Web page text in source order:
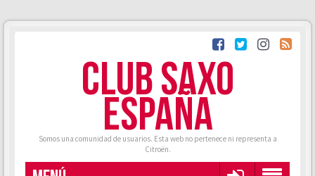
CLUB SAXO
ESPAÑA
Somos una comunidad de usuarios. Esta web no pertenece ni representa a
Citroën.